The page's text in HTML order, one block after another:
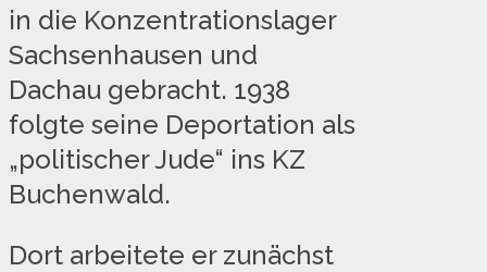
in die Konzentrationslager
Sachsenhausen und
Dachau gebracht. 1938
folgte seine Deportation als
„politischer Jude“ ins KZ
Buchenwald.
Dort arbeitete er zunächst